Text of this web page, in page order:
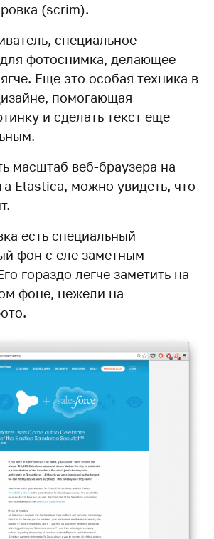
(scrim).
специальное
фотоснимка, делающее
Еще это особая техника в
помогающая
и сделать текст еще
масштаб веб-браузера на
Elastica, можно увидеть, что
есть специальный
фон с еле заметным
гораздо легче заметить на
фоне, нежели на